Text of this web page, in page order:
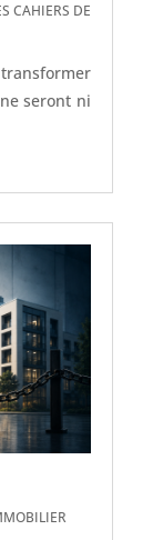
CAHIERS DE
seront ni